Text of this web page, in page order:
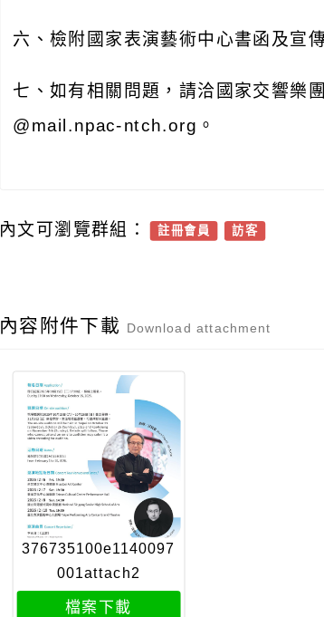
六、檢附國家表演藝術中心書函及宣
七、如有相關問題，請洽國家交響樂
@mail.npac-ntch.org 。
內文可瀏覽群組： 註冊會員 訪客
內容附件下載 Download attachment
376735100e1140097
001attach2
檔案下載